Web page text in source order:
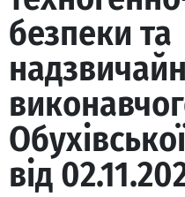
безпеки та
від